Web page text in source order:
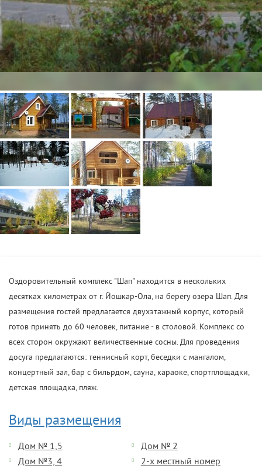
Оздоровительный комплекс "Шап" находится в нескольких
десятках километрах от г. Йошкар-Ола, на берегу озера Шап. Для
размещения гостей предлагается двухэтажный корпус, который
готов принять до 60 человек, питание - в столовой. Комплекс со
всех сторон окружают величественные сосны. Для проведения
досуга предлагаются: теннисный корт, беседки с мангалом,
концертный зал, бар с бильрдом, сауна, караоке, спортплощадки,
детская площадка, пляж.
Виды размещения
Дом № 1,5
Дом № 2
Дом №3, 4
2-х местный номер